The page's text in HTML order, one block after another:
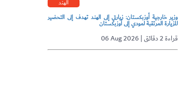
الهند
وزير خارجية أوزبكستان: زيارتي إلى الهند تهدف إلى التحضير
للزيارة المرتقبة لمودي إلى أوزبكستان
06 Aug 2026 | قراءة 2 دقائق